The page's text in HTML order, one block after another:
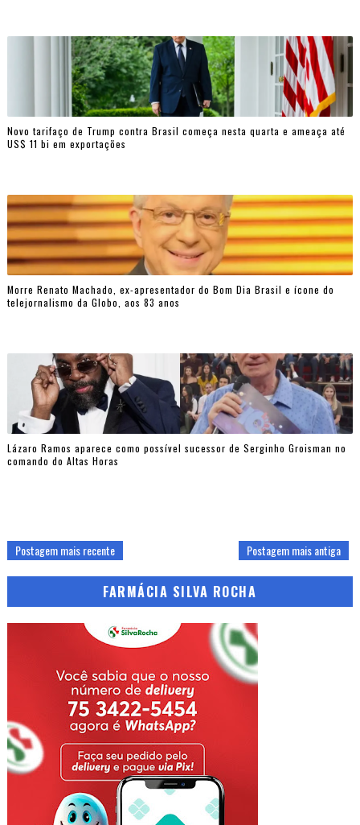
Novo tarifaço de Trump contra Brasil começa nesta quarta e ameaça até
US$ 11 bi em exportações
Morre Renato Machado, ex-apresentador do Bom Dia Brasil e ícone do
telejornalismo da Globo, aos 83 anos
Lázaro Ramos aparece como possível sucessor de Serginho Groisman no
comando do Altas Horas
Postagem mais recente Postagem mais antiga
FARMÁCIA SILVA ROCHA